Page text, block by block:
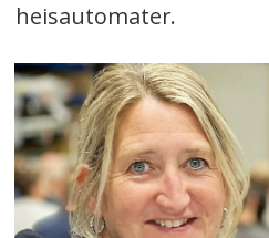
heisautomater.